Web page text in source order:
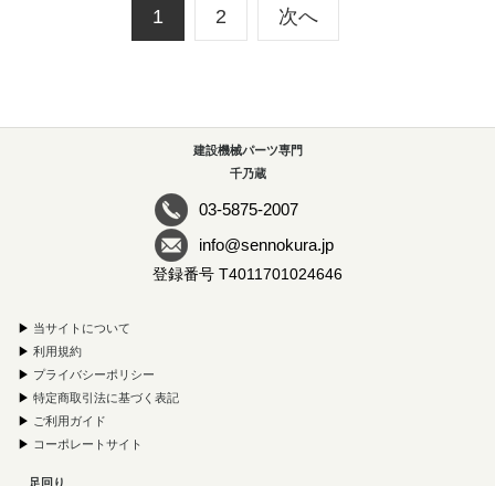
1 2 次へ
建設機械パーツ専門
千乃蔵
03-5875-2007
info@sennokura.jp
登録番号 T4011701024646
▶ 当サイトについて
▶ 利用規約
▶ プライバシーポリシー
▶ 特定商取引法に基づく表記
▶ ご利用ガイド
▶ コーポレートサイト
足回り